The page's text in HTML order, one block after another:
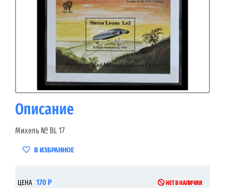
Описание
Михель № BL 17
В ИЗБРАННОЕ
ЦЕНА 170 Р НЕТ В НАЛИЧИИ